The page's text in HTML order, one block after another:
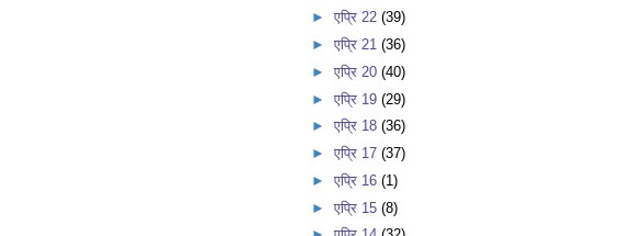
►एप्रि 22(39)
►एप्रि 21(36)
►एप्रि 20(40)
►एप्रि 19(29)
►एप्रि 18(36)
►एप्रि 17(37)
►एप्रि 16(1)
►एप्रि 15(8)